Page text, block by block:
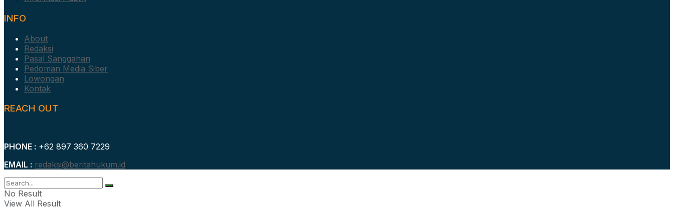
INFO
About
Redaksi
Pasal Sanggahan
Pedoman Media Siber
Lowongan
Kontak
REACH OUT
PHONE : +62 897 360 7229
EMAIL : redaksi@beritahukum.id
No Result
View All Result